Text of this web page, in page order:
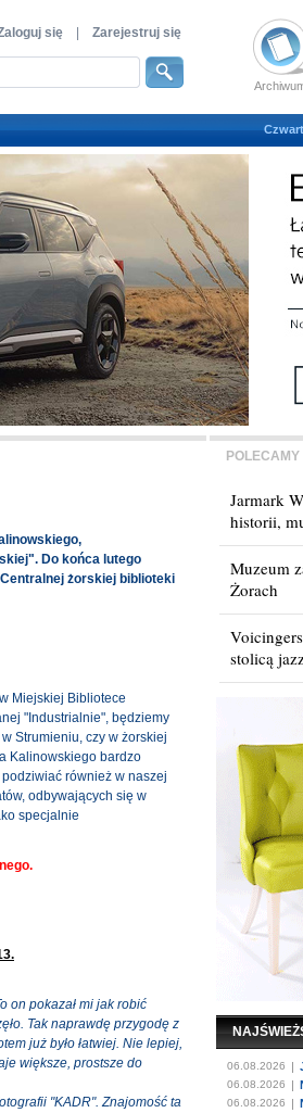
się Zarejestruj się
Do końca lutego
żorskiej biblioteki
Miejskiej Bibliotece
"Industrialnie", będziemy
Strumieniu, czy w żorskiej
Kalinowskiego bardzo
również w naszej
odbywających się w
specjalnie
on pokazał mi jak robić
Tak naprawdę przygodę z
już było łatwiej. Nie lepiej,
większe, prostsze do
"KADR". Znajomość ta
Jarmark
historii,
Muzeum
Żorach
stolicą
06.08.2026 |
06.08.2026 |
06.08.2026 |